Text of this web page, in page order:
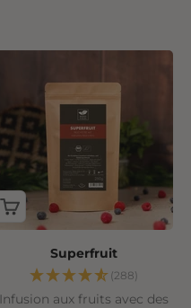
Superfruit
(288)
Infusion aux fruits avec des